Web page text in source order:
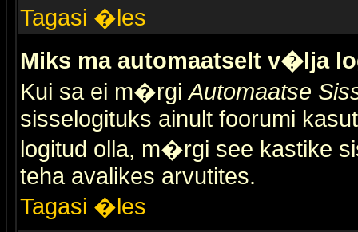
Tagasi �les
Miks ma automaatselt v�lja
Kui sa ei m�rgiAutomaatse
sisselogituks ainult foorumi
logitud olla, m�rgi see kastike
teha avalikes arvutites.
Tagasi �les